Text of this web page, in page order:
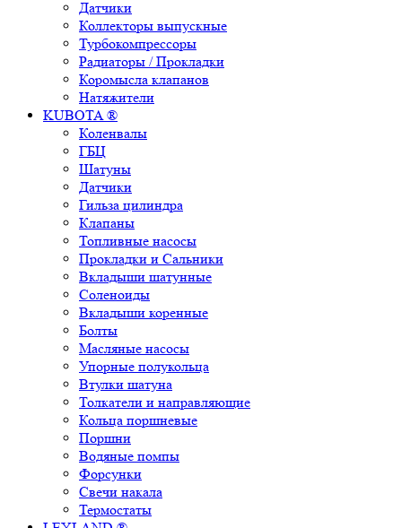
Датчики
Коллекторы выпускные
Турбокомпрессоры
Радиаторы / Прокладки
Коромысла клапанов
Натяжители
KUBOTA ®
Коленвалы
ГБЦ
Шатуны
Датчики
Гильза цилиндра
Клапаны
Топливные насосы
Прокладки и Сальники
Вкладыши шатунные
Соленоиды
Вкладыши коренные
Болты
Масляные насосы
Упорные полукольца
Втулки шатуна
Толкатели и направляющие
Кольца поршневые
Поршни
Водяные помпы
Форсунки
Свечи накала
Термостаты